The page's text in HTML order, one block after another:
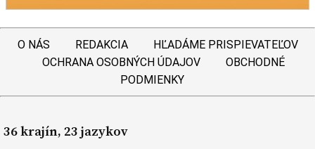
O NÁS REDAKCIA
HĽADÁME PRISPIEVATEĽOV
OCHRANA OSOBNÝCH ÚDAJOV
OBCHODNÉ
PODMIENKY
36 krajín, 23 jazykov